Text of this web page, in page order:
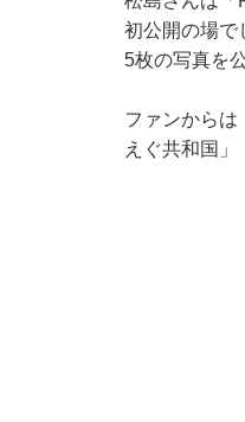
初公開の場で
5枚の写真を
ファンからは
えぐ共和国